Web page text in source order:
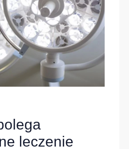
leczenie